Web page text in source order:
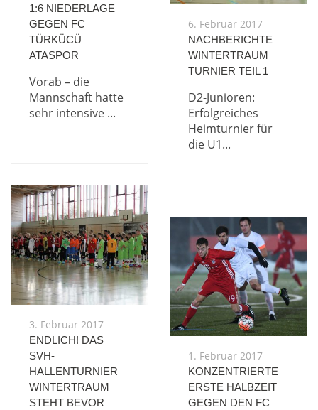
1:6 NIEDERLAGE
GEGEN FC
TÜRKÜCÜ
ATASPOR
Vorab – die
Mannschaft hatte
sehr intensive ...
6. Februar 2017
NACHBERICHTE
WINTERTRAUM
TURNIER TEIL 1
D2-Junioren:
Erfolgreiches
Heimturnier für
die U1...
3. Februar 2017
ENDLICH! DAS
SVH-
HALLENTURNIER
WINTERTRAUM
STEHT BEVOR
1. Februar 2017
KONZENTRIERTE
ERSTE HALBZEIT
GEGEN DEN FC